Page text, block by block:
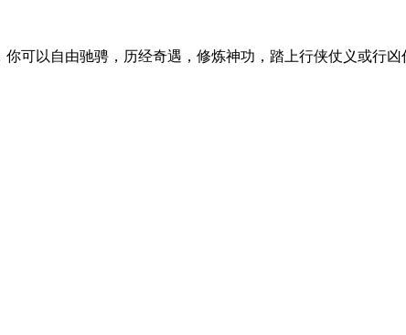
可以自由驰骋，历经奇遇，修炼神功，踏上行侠仗义或行